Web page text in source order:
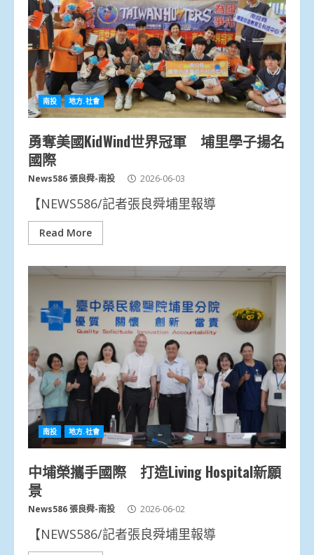
南投 地方.社會
勇奪美國KidWind世界冠軍 埔里學子揚名
國際
News586 張良舜-南投 2026-06-03
【NEWS586/記者張良舜埔里報導
Read More
南投 地方.社會
中埔榮攜手國際 打造Living Hospital新願
景
News586 張良舜-南投 2026-06-02
【NEWS586/記者張良舜埔里報導